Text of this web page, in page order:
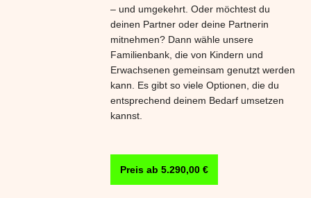
– und umgekehrt. Oder möchtest du
deinen Partner oder deine Partnerin
mitnehmen? Dann wähle unsere
Familienbank, die von Kindern und
Erwachsenen gemeinsam genutzt werden
kann. Es gibt so viele Optionen, die du
entsprechend deinem Bedarf umsetzen
kannst.
Preis ab 5.290,00 €